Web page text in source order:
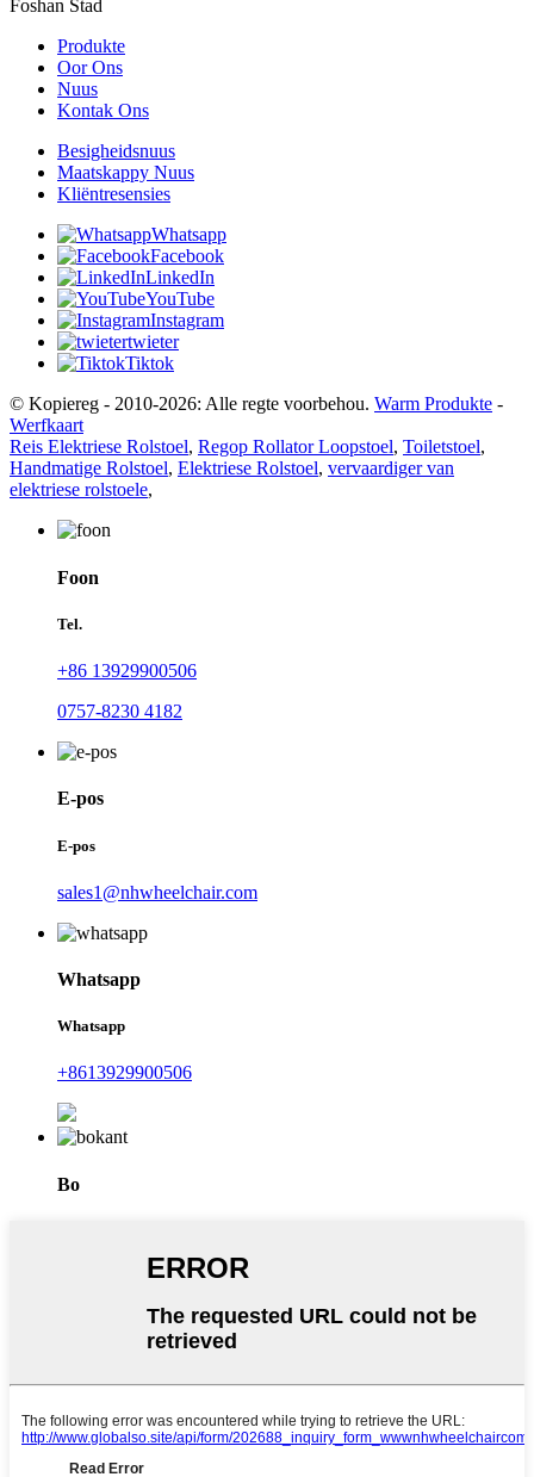
Foshan Stad
Produkte
Oor Ons
Nuus
Kontak Ons
Besigheidsnuus
Maatskappy Nuus
Kliëntresensies
Whatsapp
Facebook
LinkedIn
YouTube
Instagram
twieter
Tiktok
© Kopiereg - 2010-2026: Alle regte voorbehou. Warm Produkte -
Werfkaart
Reis Elektriese Rolstoel, Regop Rollator Loopstoel, Toiletstoel,
Handmatige Rolstoel, Elektriese Rolstoel, vervaardiger van
elektriese rolstoele,
Foon
Tel.
+86 13929900506
0757-8230 4182
E-pos
E-pos
sales1@nhwheelchair.com
Whatsapp
Whatsapp
+8613929900506
Bo